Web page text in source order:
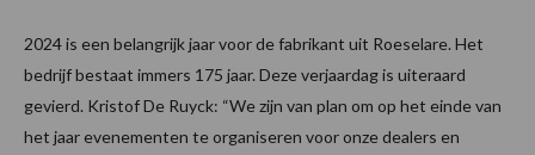
2024 is een belangrijk jaar voor de fabrikant uit Roeselare. Het
bedrijf bestaat immers 175 jaar. Deze verjaardag is uiteraard
gevierd. Kristof De Ruyck: “We zijn van plan om op het einde van
het jaar evenementen te organiseren voor onze dealers en